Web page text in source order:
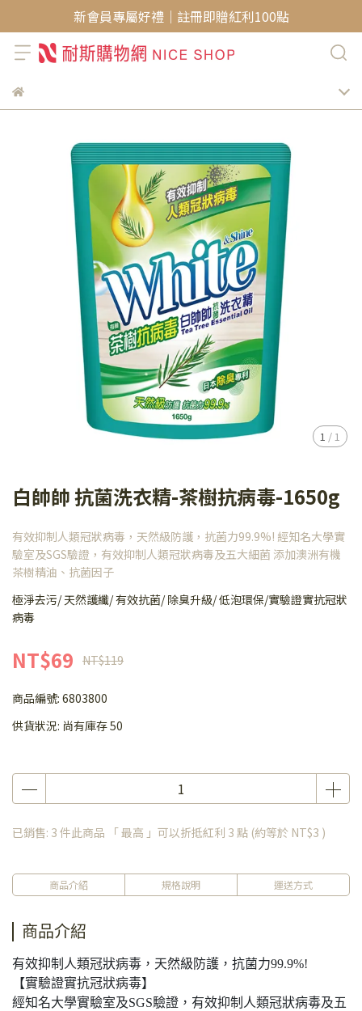
新會員專屬好禮｜註冊即贈紅利100點
1 / 1
白帥帥 抗菌洗衣精-茶樹抗病毒-1650g
有效抑制人類冠狀病毒，天然級防護，抗菌力99.9%! 經知名大學實
驗室及SGS驗證，有效抑制人類冠狀病毒及五大細菌 添加澳洲有機
茶樹精油、抗菌因子
極淨去污/ 天然護纖/ 有效抗菌/ 除臭升級/ 低泡環保/實驗證實抗冠狀
病毒
NT$69 NT$119
商品編號: 6803800
供貨狀況: 尚有庫存 50
已銷售: 3 件此商品 「 最高 」可以折抵紅利 3 點 (約等於 NT$3 )
商品介紹 規格說明 運送方式
商品介紹
有效抑制人類冠狀病毒，天然級防護，抗菌力99.9%!
【實驗證實抗冠狀病毒】
經知名大學實驗室及SGS驗證，有效抑制人類冠狀病毒及五